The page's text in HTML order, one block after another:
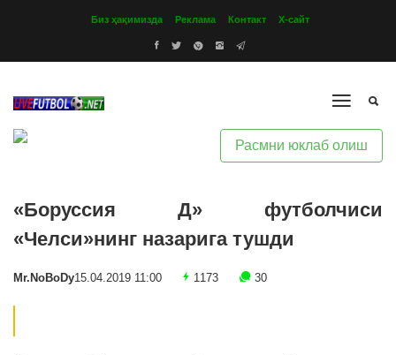
Биз ҳақимизда Реклама Контакт Х-сайт
Расмни юклаб олиш
«Боруссия Д» футболчиси
«Челси»нинг назарига тушди
Mr.NoBoDy15.04.2019 11:00 1173 30